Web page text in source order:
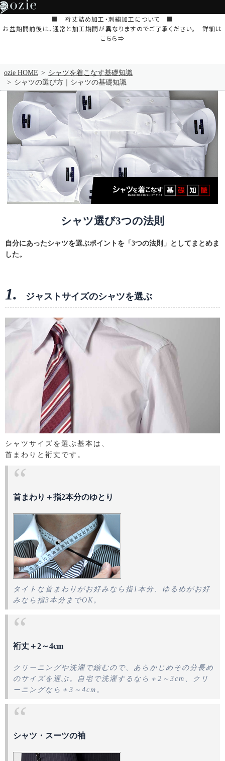
■ 裄丈詰め加工・刺繍加工について ■
お盆期間前後は、通常と加工期間が異なりますのでご了承ください。 詳細は
こちら⇒
ozie HOME
シャツを着こなす基礎知識
シャツの選び方｜シャツの基礎知識
シャツ選び3つの法則
自分にあったシャツを選ぶポイントを「3つの法則」としてまとめま
した。
1. ジャストサイズのシャツを選ぶ
シャツサイズを選ぶ基本は、
首まわりと裄丈です。
首まわり＋指2本分のゆとり
タイトな首まわりがお好みなら指1本分、ゆるめがお好
みなら指3本分までOK。
裄丈＋2～4cm
クリーニングや洗濯で縮むので、あらかじめその分長め
のサイズを選ぶ。自宅で洗濯するなら＋2～3cm、クリ
ーニングなら＋3～4cm。
シャツ・スーツの袖